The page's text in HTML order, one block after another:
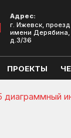
Адрес:
г. Ижевск, проезд
имени Дерябина,
д.3/36
ПРОЕКТЫ
диаграммный